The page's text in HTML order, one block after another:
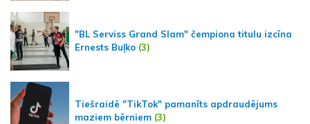
"BL Serviss Grand Slam" čempiona titulu izcīna
Ernests Buļko (3)
Tiešraidē "TikTok" pamanīts apdraudējums
maziem bērniem (3)